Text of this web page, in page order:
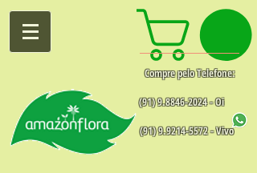
Compre pelo Telefone:
(91) 9.8846-2024- Oi
(91) 9.9214-5572- Vivo